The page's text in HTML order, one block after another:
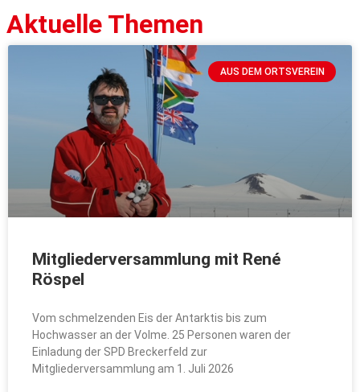
Aktuelle Themen
AUS DEM ORTSVEREIN
Mitgliederversammlung mit René
Röspel
Vom schmelzenden Eis der Antarktis bis zum
Hochwasser an der Volme. 25 Personen waren der
Einladung der SPD Breckerfeld zur
Mitgliederversammlung am 1. Juli 2026